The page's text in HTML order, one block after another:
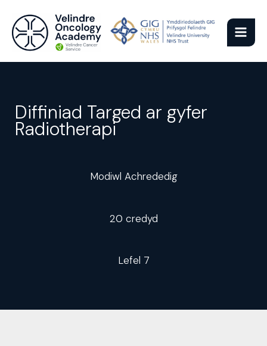
cynnwys
Diffiniad Targed ar gyfer
Radiotherapi
Modiwl Achrededig
20 credyd
Lefel 7